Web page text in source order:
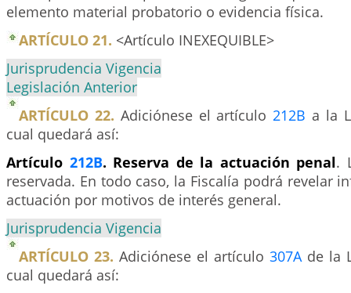
elemento material probatorio o evidencia física.
ARTÍCULO 21. <Artículo INEXEQUIBLE>
Jurisprudencia Vigencia
Legislación Anterior
ARTÍCULO 22. Adiciónese el artículo212B a la
cual quedará así:
Artículo 212B. Reserva de la actuación penal.
reservada. En todo caso, la Fiscalía podrá revelar
actuación por motivos de interés general.
Jurisprudencia Vigencia
ARTÍCULO 23. Adiciónese el artículo 307Ade la
cual quedará así: